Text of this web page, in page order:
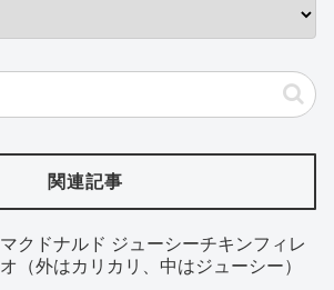
関連記事
マクドナルド ジューシーチキンフィレ
オ（外はカリカリ、中はジューシー）